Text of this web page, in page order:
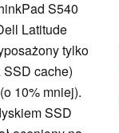
S540
Latitude
tylko
cache)
10% mniej).
SSD